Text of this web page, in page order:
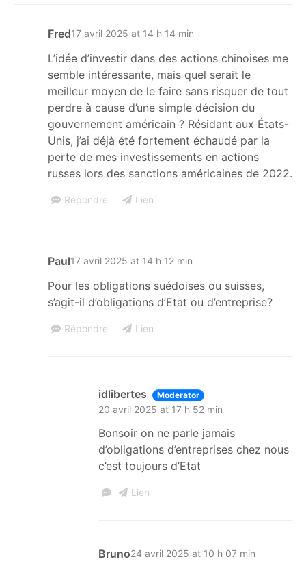
Fred17 avril 2025 at 14 h 14 min
L’idée d’investir dans des actions chinoises me
semble intéressante, mais quel serait le
meilleur moyen de le faire sans risquer de tout
perdre à cause d’une simple décision du
gouvernement américain ? Résidant aux États-
Unis, j’ai déjà été fortement échaudé par la
perte de mes investissements en actions
russes lors des sanctions américaines de 2022.
Répondre Lien
Paul17 avril 2025 at 14 h 12 min
Pour les obligations suédoises ou suisses,
s’agit-il d’obligations d’Etat ou d’entreprise?
Répondre Lien
idlibertes Moderator
20 avril 2025 at 17 h 52 min
Bonsoir on ne parle jamais
d’obligations d’entreprises chez nous
c’est toujours d’Etat
Lien
Bruno24 avril 2025 at 10 h 07 min